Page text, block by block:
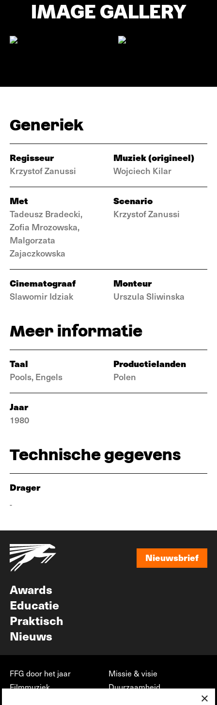
IMAGE GALLERY
Generiek
Regisseur
Krzystof Zanussi
Muziek (origineel)
Wojciech Kilar
Met
Tadeusz Bradecki,
Zofia Mrozowska,
Malgorzata
Zajaczkowska
Scenario
Krzystof Zanussi
Cinematograaf
Slawomir Idziak
Monteur
Urszula Sliwinska
Meer informatie
Taal
Pools, Engels
Productielanden
Polen
Jaar
1980
Technische gegevens
Drager
-
Nieuwsbrief
Awards
Educatie
Praktisch
Nieuws
FFG door het jaar
Filmmuziek
Missie & visie
Duurzaamheid
×